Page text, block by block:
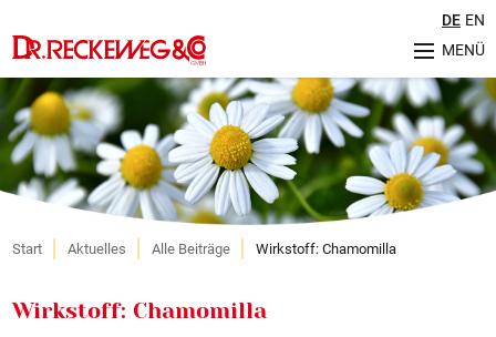
DE EN
MENÜ
Unternehmen
Geschichte
Herstellung & Qualität
Philosophie
Nachhaltigkeit
Aktuelles
Start Aktuelles Alle Beiträge Wirkstoff: Chamomilla
Wirkstoff: Chamomilla